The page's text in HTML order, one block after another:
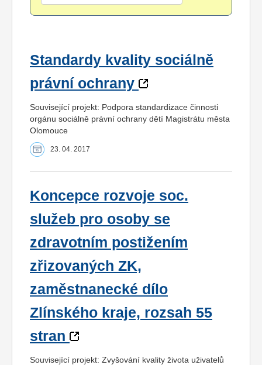
Standardy kvality sociálně
právní ochrany
Související projekt: Podpora standardizace činnosti
orgánu sociálně právní ochrany dětí Magistrátu města
Olomouce
23. 04. 2017
Koncepce rozvoje soc.
služeb pro osoby se
zdravotním postižením
zřizovaných ZK,
zaměstnanecké dílo
Zlínského kraje, rozsah 55
stran
Související projekt: Zvyšování kvality života uživatelů